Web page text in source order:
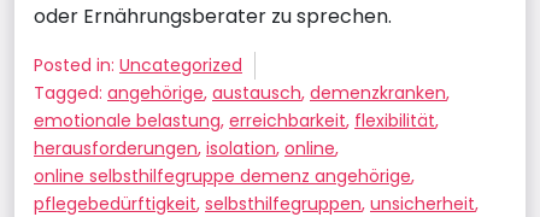
oder Ernährungsberater zu sprechen.
Posted in: Uncategorized
Tagged: angehörige, austausch, demenzkranken,
emotionale belastung, erreichbarkeit, flexibilität,
herausforderungen, isolation, online,
online selbsthilfegruppe demenz angehörige,
pflegebedürftigkeit, selbsthilfegruppen, unsicherheit,